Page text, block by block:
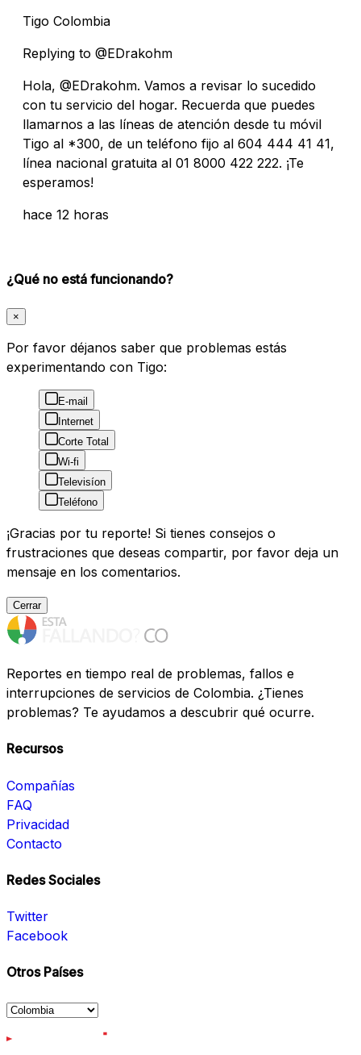
Tigo Colombia
Replying to @EDrakohm
Hola, @EDrakohm. Vamos a revisar lo sucedido
con tu servicio del hogar. Recuerda que puedes
llamarnos a las líneas de atención desde tu móvil
Tigo al *300, de un teléfono fijo al 604 444 41 41,
línea nacional gratuita al 01 8000 422 222. ¡Te
esperamos!
hace 12 horas
¿Qué no está funcionando?
×
Por favor déjanos saber que problemas estás
experimentando con Tigo:
E-mail
Internet
Corte Total
Wi-fi
Televisíon
Teléfono
¡Gracias por tu reporte! Si tienes consejos o
frustraciones que deseas compartir, por favor deja un
mensaje en los comentarios.
Cerrar
Reportes en tiempo real de problemas, fallos e
interrupciones de servicios de Colombia. ¿Tienes
problemas? Te ayudamos a descubrir qué ocurre.
Recursos
Compañías
FAQ
Privacidad
Contacto
Redes Sociales
Twitter
Facebook
Otros Países